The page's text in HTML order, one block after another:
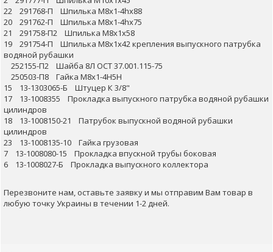
22 291768-П Шпилька М8х1-4hх88
20 291762-П Шпилька М8х1-4hх75
21 291758-П2 Шпилька М8х1х58
19 291754-П Шпилька М8х1х42 крепления выпускного патрубка
водяной рубашки
252155-П2 Шайба 8Л ОСТ 37.001.115-75
250503-П8 Гайка М8х1-4Н5Н
15 13-1303065-Б Штуцер К 3/8"
17 13-1008355 Прокладка выпускного патрубка водяной рубашки
цилиндров
18 13-1008150-21 Патрубок выпускной водяной рубашки
цилиндров
23 13-1008135-10 Гайка грузовая
7 13-1008080-15 Прокладка впускной трубы боковая
6 13-1008027-Б Прокладка выпускного коллектора
Перезвоните нам, оставьте заявку и мы отправим Вам товар в
любую точку Украины в течении 1-2 дней.